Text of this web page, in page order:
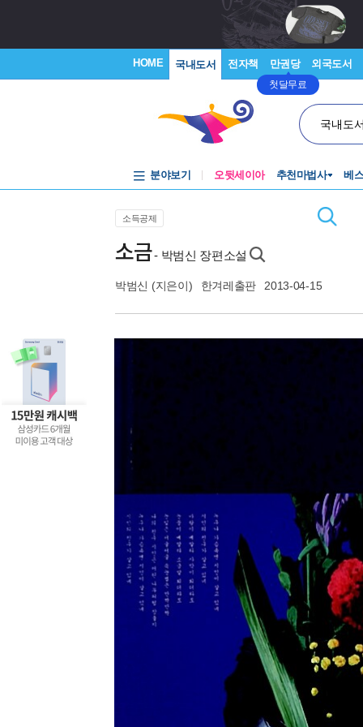
HOME 국내도서 전자책 만권당
첫달무료
외국도서
국내도
분야보기 오뒷세이아 추천마법사 베
소득공제
소금- 박범신 장편소설
박범신 (지은이) 한겨레출판 2013-04-15